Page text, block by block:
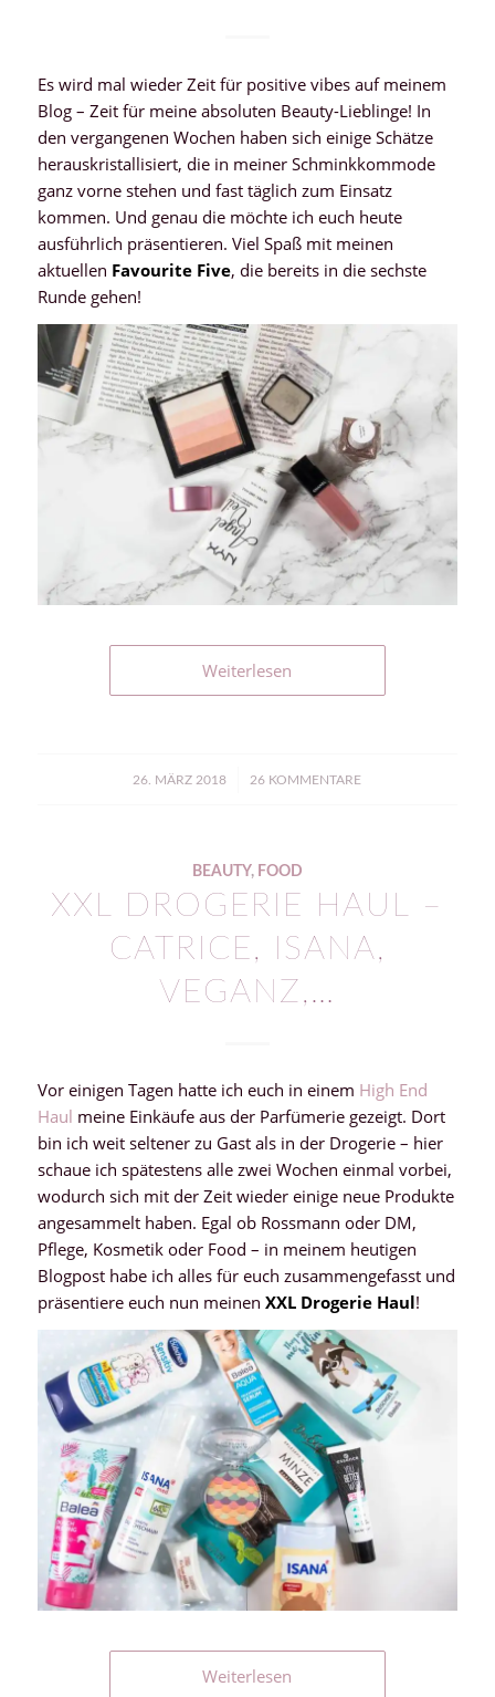
Es wird mal wieder Zeit für positive vibes auf meinem
Blog – Zeit für meine absoluten Beauty-Lieblinge! In
den vergangenen Wochen haben sich einige Schätze
herauskristallisiert, die in meiner Schminkkommode
ganz vorne stehen und fast täglich zum Einsatz
kommen. Und genau die möchte ich euch heute
ausführlich präsentieren. Viel Spaß mit meinen
aktuellen Favourite Five, die bereits in die sechste
Runde gehen!
Weiterlesen
26. MÄRZ 2018
/ 26 KOMMENTARE
BEAUTY, FOOD
XXL DROGERIE HAUL –
CATRICE, ISANA,
VEGANZ,…
Vor einigen Tagen hatte ich euch in einem High End
Haul meine Einkäufe aus der Parfümerie gezeigt. Dort
bin ich weit seltener zu Gast als in der Drogerie – hier
schaue ich spätestens alle zwei Wochen einmal vorbei,
wodurch sich mit der Zeit wieder einige neue Produkte
angesammelt haben. Egal ob Rossmann oder DM,
Pflege, Kosmetik oder Food – in meinem heutigen
Blogpost habe ich alles für euch zusammengefasst und
präsentiere euch nun meinen XXL Drogerie Haul!
Weiterlesen